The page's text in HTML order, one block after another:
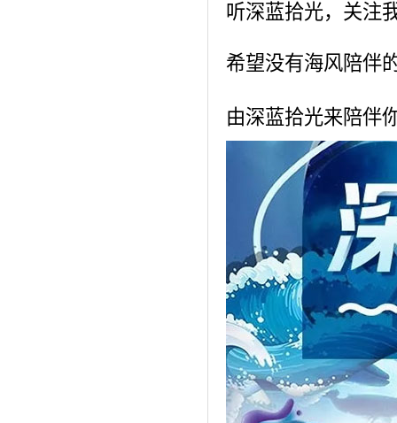
听深蓝拾光，关注
希望没有海风陪伴
由深蓝拾光来陪伴